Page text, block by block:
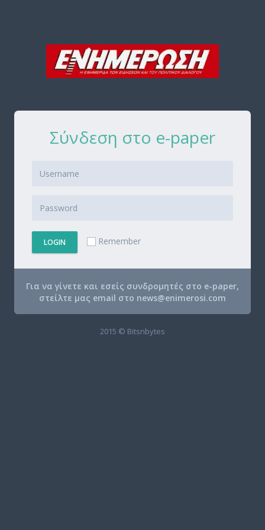
Σύνδεση στο e-paper
LOGIN Remember
Για να γίνετε και εσείς συνδρομητές στο e-paper,
στείλτε μας email στο news@enimerosi.com
2015 © Bitsnbytes